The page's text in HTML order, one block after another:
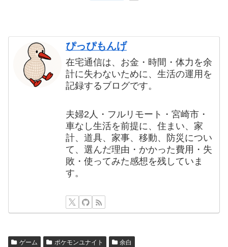
ぴっぴもんげ
在宅通信は、お金・時間・体力を余
計に失わないために、生活の運用を
記録するブログです。
夫婦2人・フルリモート・宮崎市・
車なし生活を前提に、住まい、家
計、道具、家事、移動、防災につい
て、選んだ理由・かかった費用・失
敗・使ってみた感想を残していま
す。
ゲーム ポケモンユナイト 余白